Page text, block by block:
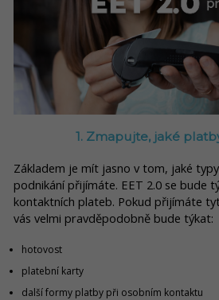
1. Zmapujte, jaké
Základem je mít jasno v tom, jaké
podnikání přijímáte. EET 2.0 se bude
kontaktních plateb. Pokud přijímáte
vás velmi pravděpodobně bude týkat:
hotovost
platební karty
další formy platby při osobním kontaktu